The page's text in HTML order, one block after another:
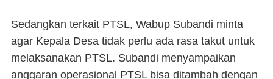
Sedangkan terkait PTSL, Wabup Subandi minta
agar Kepala Desa tidak perlu ada rasa takut untuk
melaksanakan PTSL. Subandi menyampaikan
anggaran operasional PTSL bisa ditambah dengan